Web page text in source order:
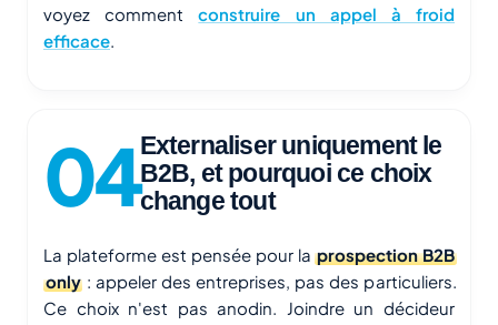
voyez commentconstruire un appel à froid
efficace.
Externaliser uniquement le
B2B, et pourquoi ce choix
change tout
La plateforme est pensée pour laprospection B2B
only : appeler des entreprises, pas des particuliers.
Ce choix n'est pas anodin. Joindre un décideur